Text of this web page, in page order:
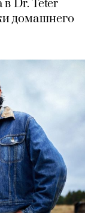
в Dr. Teter
домашнего